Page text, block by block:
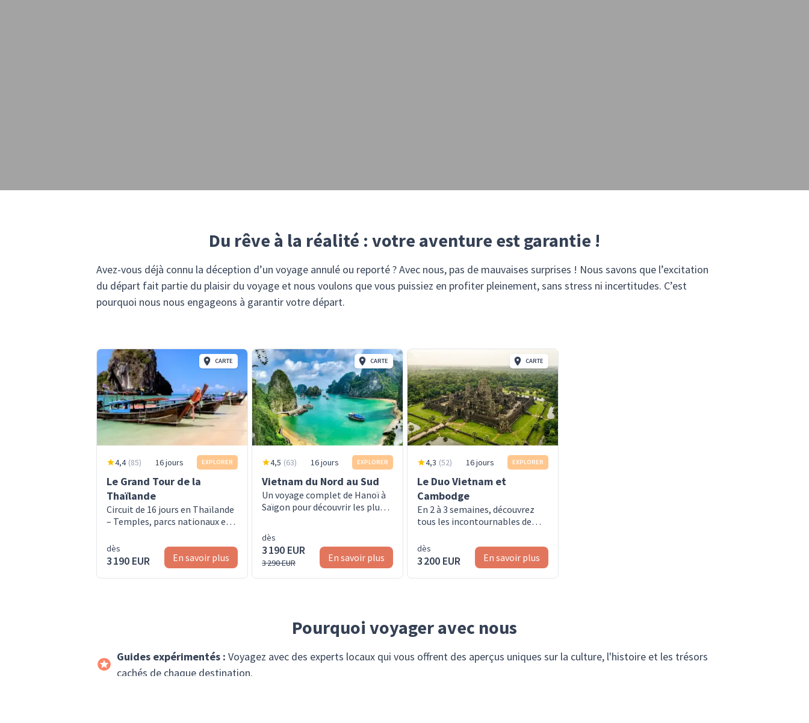
Du rêve à la réalité : votre aventure est garantie !
Avez-vous déjà connu la déception d’un voyage annulé ou reporté ? Avec nous, pas de mauvaises surprises ! Nous savons que l’excitation
du départ fait partie du plaisir du voyage et nous voulons que vous puissiez en profiter pleinement, sans stress ni incertitudes. C’est
pourquoi nous nous engageons à garantir votre départ.
CARTE
4,4 (85) 16 jours EXPLORER
Le Grand Tour de la
Thaïlande
Circuit de 16 jours en Thaïlande
– Temples, parcs nationaux et
groupe
dès
3 190 EUR En savoir plus
CARTE
4,5 (63) 16 jours EXPLORER
Vietnam du Nord au Sud
Un voyage complet de Hanoï à
Saïgon pour découvrir les plus
dès
3 190 EUR
3 290 EUR En savoir plus
CARTE
4,3 (52) 16 jours EXPLORER
Le Duo Vietnam et
Cambodge
En 2 à 3 semaines, découvrez
tous les incontournables de
voyage.
dès
3 200 EUR En savoir plus
Pourquoi voyager avec nous
Guides expérimentés : Voyagez avec des experts locaux qui vous offrent des aperçus uniques sur la culture, l'histoire et les trésors
cachés de chaque destination.